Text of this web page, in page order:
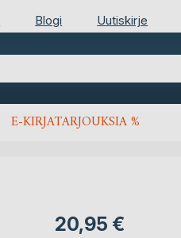
Blogi Uutiskirje
E-KIRJATARJOUKSIA %
20,95 €